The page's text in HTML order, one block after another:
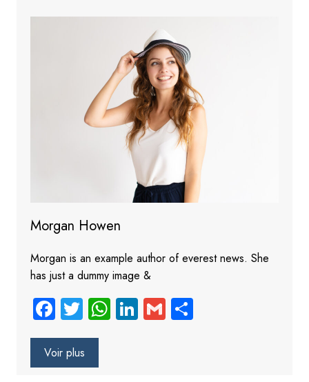
Morgan Howen
Morgan is an example author of everest news. She
has just a dummy image &
Fa
ce
b
o
T
wi
tt
er
W
ha
Li
nk
G
m
S
Voir plus